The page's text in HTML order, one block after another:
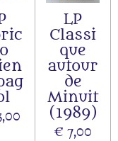
LP
Classi
que
autour
de
Minuit
(1989)
€ 7,00